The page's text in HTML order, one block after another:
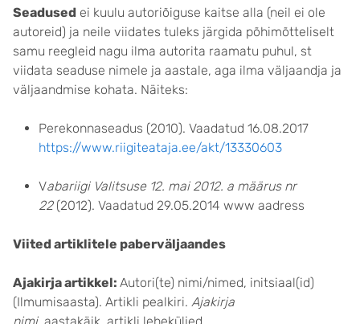
Seadused ei kuulu autoriõiguse kaitse alla (neil ei ole
autoreid) ja neile viidates tuleks järgida põhimõtteliselt
samu reegleid nagu ilma autorita raamatu puhul, st
viidata seaduse nimele ja aastale, aga ilma väljaandja ja
väljaandmise kohata. Näiteks:
Perekonnaseadus (2010). Vaadatud 16.08.2017
https://www.riigiteataja.ee/akt/13330603
Vabariigi Valitsuse 12. mai 2012. a määrus nr
22(2012). Vaadatud 29.05.2014 www aadress
Viited artiklitele paberväljaandes
Ajakirja artikkel: Autori(te) nimi/nimed, initsiaal(id)
(Ilmumisaasta). Artikli pealkiri. Ajakirja